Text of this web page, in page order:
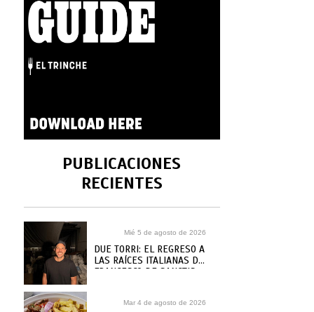
PUBLICACIONES
RECIENTES
Mié 5 de agosto de 2026
DUE TORRI: EL REGRESO A
LAS RAÍCES ITALIANAS DE
FRANCESCO DE SANCTIS
Mar 4 de agosto de 2026